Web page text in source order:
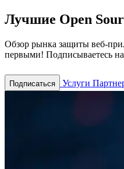
Лучшие Open
Обзор рынка защиты веб-
первыми! Подписываетесь на
Подписаться Услуги